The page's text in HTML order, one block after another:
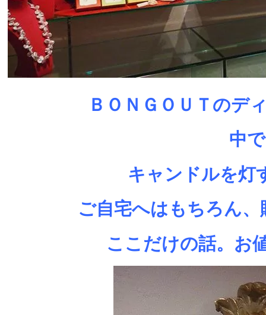
ＢＯＮＧＯＵＴのデ
中
キャンドルを灯
ご自宅へはもちろん
ここだけの話。お